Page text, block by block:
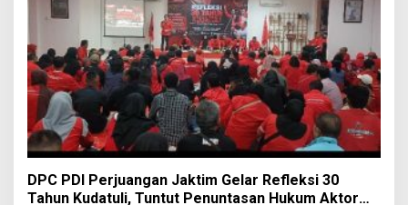
DPC PDI Perjuangan Jaktim Gelar Refleksi 30
Tahun Kudatuli, Tuntut Penuntasan Hukum Aktor